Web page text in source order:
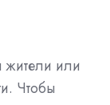
жители или
Чтобы